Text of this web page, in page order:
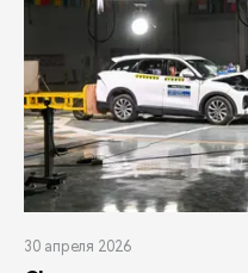
30 апреля 2026